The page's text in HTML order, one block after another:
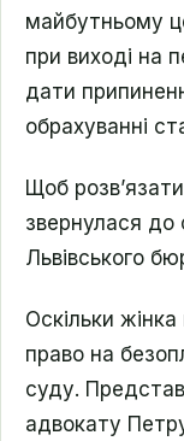
майбутньому
при виході на
дати
обрахуванні
Щоб
звернулася
Львівського
Оскільки
право на
суду.
адвокату